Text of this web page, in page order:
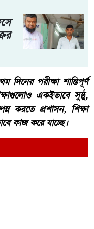
পরীক্ষা শান্তিপূর্ণ
একইভাবে সুষ্ঠু,
করতে প্রশাসন, শিক্ষা
কাজ করে যাচ্ছে।